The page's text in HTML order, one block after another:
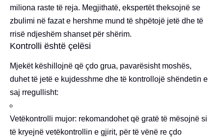
miliona raste të reja. Megjithatë, ekspertët theksojnë se
zbulimi në fazat e hershme mund të shpëtojë jetë dhe të
rrisë ndjeshëm shanset për shërim.
Kontrolli është çelësi
Mjekët këshillojnë që çdo grua, pavarësisht moshës,
duhet të jetë e kujdesshme dhe të kontrollojë shëndetin e
saj rregullisht:
Vetëkontrolli mujor: rekomandohet që gratë të mësojnë si
të kryejnë vetëkontrollin e gjirit, për të vënë re çdo